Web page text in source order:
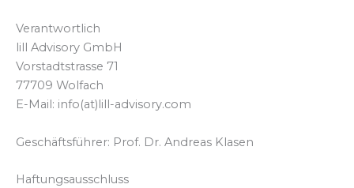
Verantwortlich
lill Advisory GmbH
Vorstadtstrasse 71
77709 Wolfach
E-Mail: info(at)lill-advisory.com
Geschäftsführer: Prof. Dr. Andreas Klasen
Haftungsausschluss